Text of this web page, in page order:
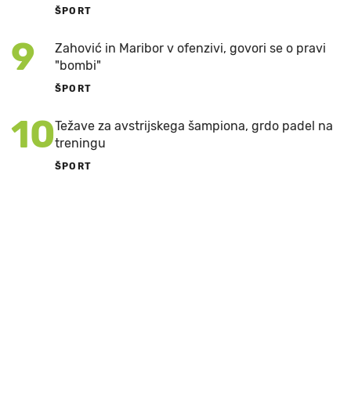
ŠPORT
9
Zahović in Maribor v ofenzivi, govori se o pravi
"bombi"
ŠPORT
10Težave za avstrijskega šampiona, grdo padel na
treningu
ŠPORT